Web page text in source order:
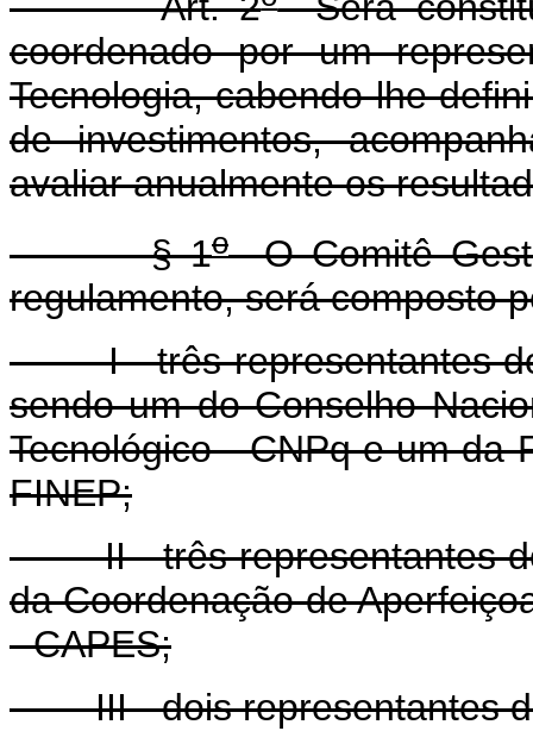
coordenado por um
Tecnologia, cabendo-lhe
de investimentos,
avaliar anualmente os
§ 1oO Comitê
regulamento, será composto
I - três representantes do
sendo um do Conselho
Tecnológico - CNPq e um da
FINEP;
II - três representantes do
da Coordenação de
- CAPES;
III - dois representantes da